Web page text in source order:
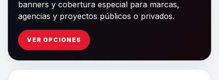
banners y cobertura especial para marcas,
agencias y proyectos públicos o privados.
VER OPCIONES